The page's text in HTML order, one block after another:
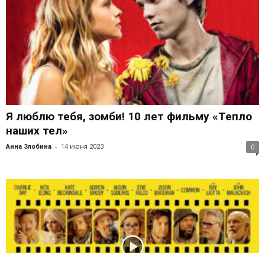
Я люблю тебя, зомби! 10 лет фильму «Тепло
наших тел»
Анна Злобина - 14 июня 2023 0